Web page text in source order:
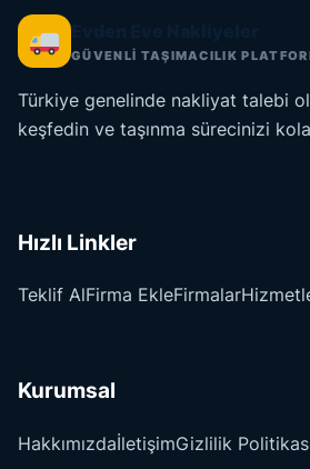
GÜVENLİ TAŞIMACILIK
Türkiye genelinde nakliyat talebi
keşfedin ve taşınma sürecinizi
Hızlı Linkler
Teklif AlFirma EkleFirmalar
Kurumsal
HakkımızdaİletişimGizlilik